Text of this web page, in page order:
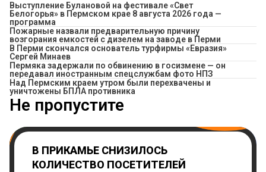
Выступление Булановой на фестивале «Свет
Белогорья» в Пермском крае 8 августа 2026 года —
программа
Пожарные назвали предварительную причину
возгорания емкостей с дизелем на заводе в Перми
В Перми скончался основатель турфирмы «Евразия»
Сергей Минаев
Пермяка задержали по обвинению в госизмене — он
передавал иностранным спецслужбам фото НПЗ
Над Пермским краем утром были перехвачены и
уничтожены БПЛА противника
Не пропустите
В ПРИКАМЬЕ СНИЗИЛОСЬ
КОЛИЧЕСТВО ПОСЕТИТЕЛЕЙ